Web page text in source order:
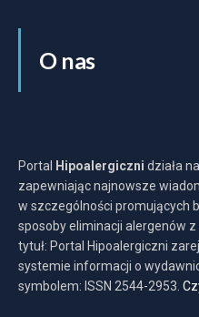
O nas
Portal Hipoalergiczni działa
zapewniając najnowsze
w szczególności promujących
sposoby eliminacji alergenów
tytuł: Portal Hipoalergiczni
systemie informacji o
symbolem: ISSN 2544-2953.